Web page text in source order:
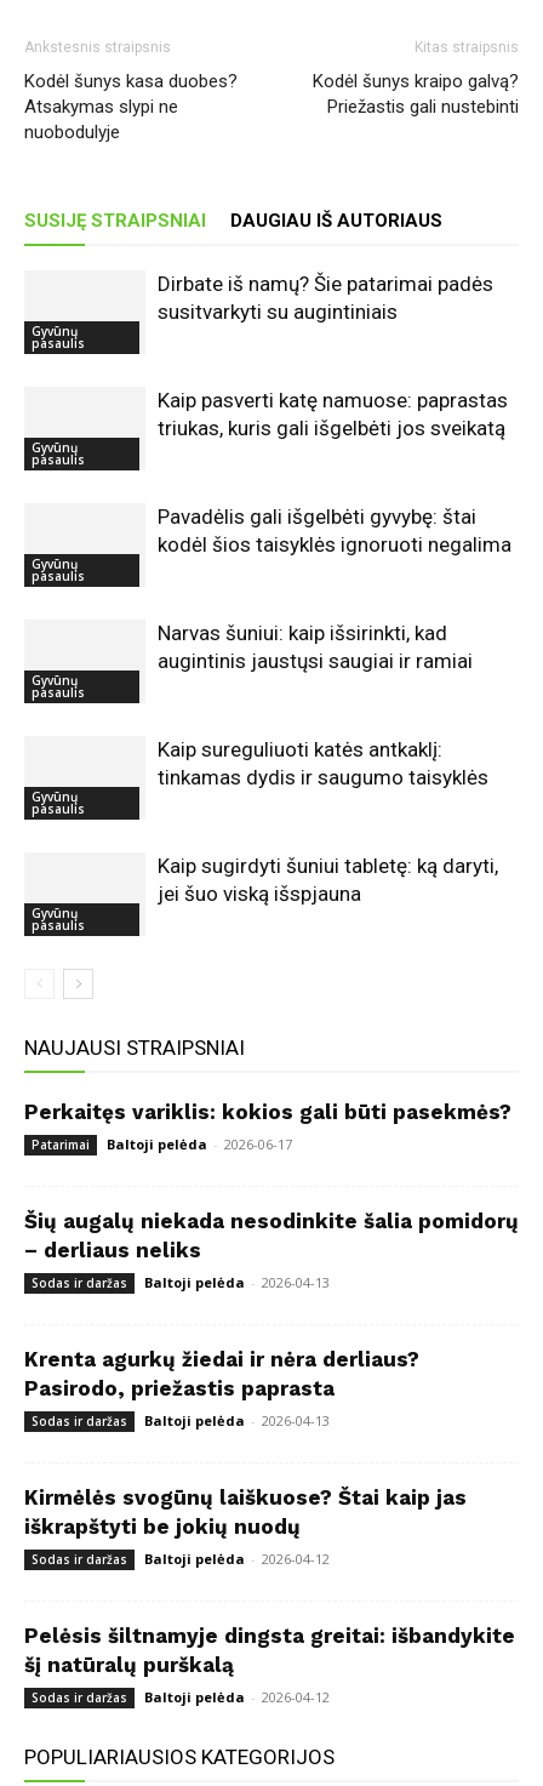
Ankstesnis straipsnis
Kodėl šunys kasa duobes?
Atsakymas slypi ne
nuobodulyje
Kitas straipsnis
Kodėl šunys kraipo galvą?
Priežastis gali nustebinti
SUSIJĘ STRAIPSNIAI DAUGIAU IŠ AUTORIAUS
Gyvūnų
pasaulis
Dirbate iš namų? Šie patarimai padės
susitvarkyti su augintiniais
Gyvūnų
pasaulis
Kaip pasverti katę namuose: paprastas
triukas, kuris gali išgelbėti jos sveikatą
Gyvūnų
pasaulis
Pavadėlis gali išgelbėti gyvybę: štai
kodėl šios taisyklės ignoruoti negalima
Gyvūnų
pasaulis
Narvas šuniui: kaip išsirinkti, kad
augintinis jaustųsi saugiai ir ramiai
Gyvūnų
pasaulis
Kaip sureguliuoti katės antkaklį:
tinkamas dydis ir saugumo taisyklės
Gyvūnų
pasaulis
Kaip sugirdyti šuniui tabletę: ką daryti,
jei šuo viską išspjauna
NAUJAUSI STRAIPSNIAI
Perkaitęs variklis: kokios gali būti pasekmės?
Patarimai Baltoji pelėda - 2026-06-17
Šių augalų niekada nesodinkite šalia pomidorų
– derliaus neliks
Sodas ir daržas Baltoji pelėda - 2026-04-13
Krenta agurkų žiedai ir nėra derliaus?
Pasirodo, priežastis paprasta
Sodas ir daržas Baltoji pelėda - 2026-04-13
Kirmėlės svogūnų laiškuose? Štai kaip jas
iškrapštyti be jokių nuodų
Sodas ir daržas Baltoji pelėda - 2026-04-12
Pelėsis šiltnamyje dingsta greitai: išbandykite
šį natūralų purškalą
Sodas ir daržas Baltoji pelėda - 2026-04-12
POPULIARIAUSIOS KATEGORIJOS